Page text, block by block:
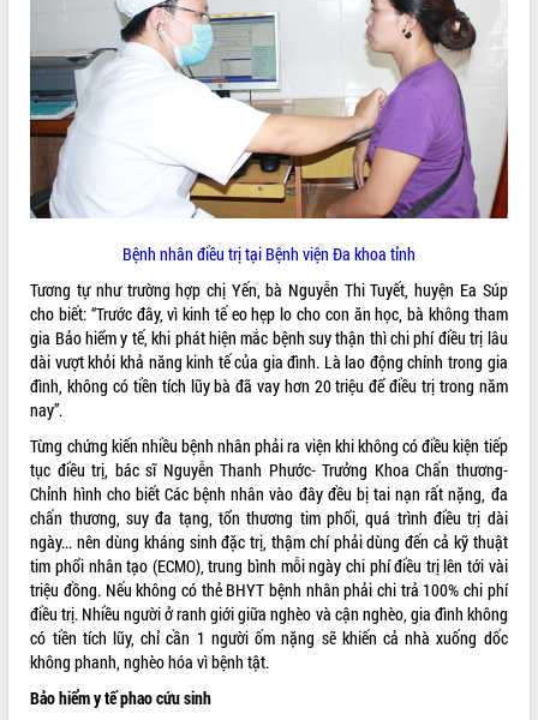
VIDEO
Trailer Lễ hội Sầu riêng Đắk Lắk năm
2026
Khám bệnh, cấp phát thuốc miễn phí
và tặng quà người dân xã Cư Pui
Hội nghị UBND tỉnh Đắk Lắk thường kỳ
tháng 7/2026
Bệnh nhân điều trị tại Bệnh viện Đa khoa tỉnh
Tương tự như trường hợp chị Yến, bà Nguyễn Thi Tuyết, huyện Ea Súp
cho biết: “Trước đây, vì kinh tế eo hẹp lo cho con ăn học, bà không tham
gia Bảo hiểm y tế, khi phát hiện mắc bệnh suy thận thì chi phí điều trị lâu
dài vượt khỏi khả năng kinh tế của gia đình. Là lao động chính trong gia
đình, không có tiền tích lũy bà đã vay hơn 20 triệu để điều trị trong năm
nay”.
Từng chứng kiến nhiều bệnh nhân phải ra viện khi không có điều kiện tiếp
tục điều trị, bác sĩ Nguyễn Thanh Phước- Trưởng Khoa Chấn thương-
Chỉnh hình cho biết Các bệnh nhân vào đây đều bị tai nạn rất nặng, đa
chấn thương, suy đa tạng, tổn thương tim phổi, quá trình điều trị dài
ngày... nên dùng kháng sinh đặc trị, thậm chí phải dùng đến cả kỹ thuật
tim phổi nhân tạo (ECMO), trung bình mỗi ngày chi phí điều trị lên tới vài
triệu đồng. Nếu không có thẻ BHYT bệnh nhân phải chi trả 100% chi phí
điều trị. Nhiều người ở ranh giới giữa nghèo và cận nghèo, gia đình không
có tiền tích lũy, chỉ cần 1 người ốm nặng sẽ khiến cả nhà xuống dốc
không phanh, nghèo hóa vì bệnh tật.
Bảo hiểm y tế phao cứu sinh